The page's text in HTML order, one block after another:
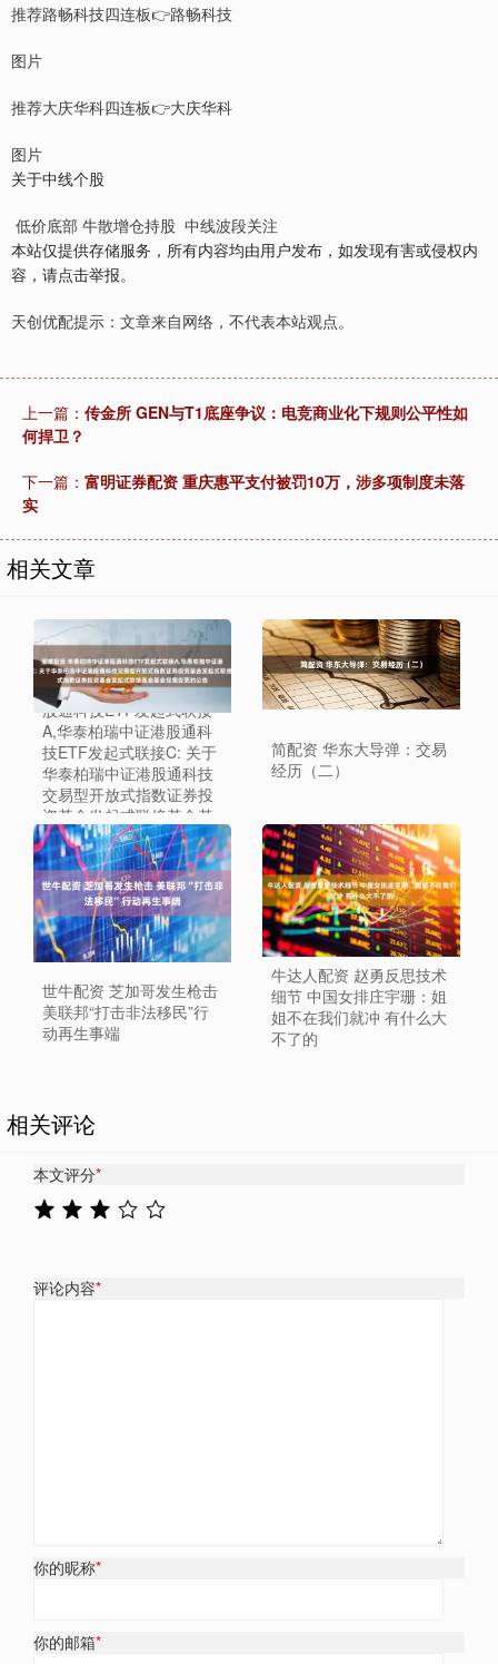
推荐路畅科技四连板👉路畅科技
图片
推荐大庆华科四连板👉大庆华科
图片
关于中线个股
低价底部 牛散增仓持股 中线波段关注
本站仅提供存储服务，所有内容均由用户发布，如发现有害或侵权内
容，请点击举报。
天创优配提示：文章来自网络，不代表本站观点。
上一篇： 传金所 GEN与T1底座争议：电竞商业化下规则公平性如
何捍卫？
下一篇： 富明证券配资 重庆惠平支付被罚10万，涉多项制度未落
实
相关文章
股樂配资 华泰柏瑞中证港
股通科技ETF发起式联接
A,华泰柏瑞中证港股通科
技ETF发起式联接C: 关于
华泰柏瑞中证港股通科技
交易型开放式指数证券投
资基金发起式联接基金基
金经理变更的公告
简配资 华东大导弹：交易
经历（二）
世牛配资 芝加哥发生枪击
美联邦“打击非法移民”行
动再生事端
牛达人配资 赵勇反思技术
细节 中国女排庄宇珊：姐
姐不在我们就冲 有什么大
不了的
相关评论
本文评分*
评论内容*
你的昵称*
你的邮箱*